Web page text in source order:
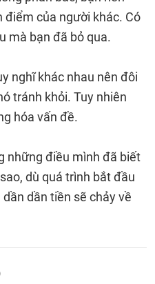
điểm của người khác. Có
mà bạn đã bỏ qua.
nghĩ khác nhau nên đôi
tránh khỏi. Tuy nhiên
hóa vấn đề.
những điều mình đã biết
dù quá trình bắt đầu
dần tiền sẽ chảy về